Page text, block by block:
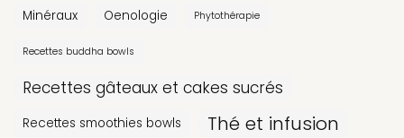
Minéraux Oenologie Phytothérapie
Recettes buddha bowls
Recettes gâteaux et cakes sucrés
Recettes smoothies bowls Thé et infusion